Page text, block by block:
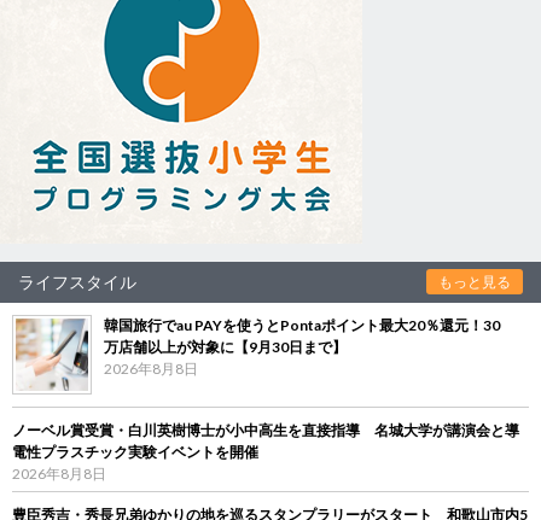
ライフスタイル もっと見る
韓国旅行でau PAYを使うとPontaポイント最大20％還元！30
万店舗以上が対象に【9月30日まで】
2026年8月8日
ノーベル賞受賞・白川英樹博士が小中高生を直接指導 名城大学が講演会と導
電性プラスチック実験イベントを開催
2026年8月8日
豊臣秀吉・秀長兄弟ゆかりの地を巡るスタンプラリーがスタート 和歌山市内5